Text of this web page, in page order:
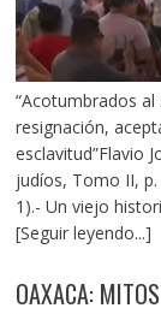
“Acotumbrados
resignación,
esclavitud”Flavio
judíos, Tomo II, p.
1).- Un viejo
en la boca la
gobernador
[Seguir leyendo...]
OAXACA: